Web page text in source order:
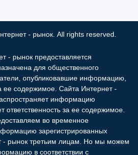
- рынок. All rights reserved.
- рынок предоставляется
для общественного
опубликовавшие информацию,
ее содержимое. Сайта Интернет -
информацию
ответственность за ее содержимое.
во временное
зарегистрированных
- рынок третьим лицам. Но мы можем
в соответствии с